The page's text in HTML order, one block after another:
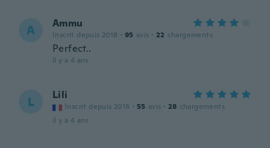
A Ammu
Inscrit depuis 2018 · 95 avis · 22 chargements
Perfect..
il y a 4 ans
L Lili
Inscrit depuis 2018 · 55 avis · 28 chargements
il y a 4 ans